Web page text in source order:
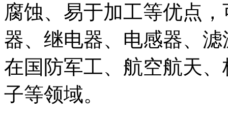
腐蚀、易于加工等优点
器、继电器、电感器、
在国防军工、航空航天
子等领域。